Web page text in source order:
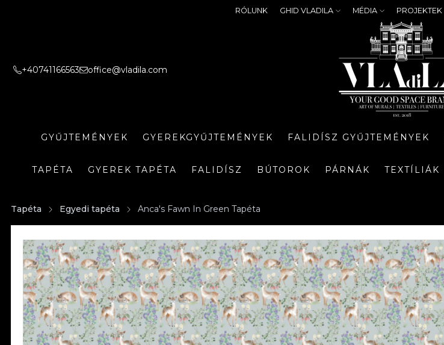
RÓLUNK GHID VLADILA MÉDIA PROJEKTEK
+40741166563 office@vladila.com
GYŰJTEMÉNYEK GYEREKGYŰJTEMÉNYEK FALIDÍSZ GYŰJTEMÉNYEK
TAPÉTA GYEREK TAPÉTA FALIDÍSZ BÚTOROK PÁRNÁK TEXTÍLIÁK
Tapéta Egyedi tapéta Anca's Fawn In Green Tapéta